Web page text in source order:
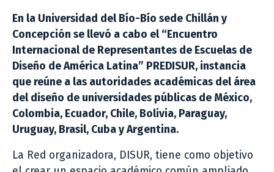
En la Universidad del Bío-Bío sede Chillán y
Concepción se llevó a cabo el “Encuentro
Internacional de Representantes de Escuelas de
Diseño de América Latina” PREDISUR, instancia
que reúne a las autoridades académicas del área
del diseño de universidades públicas de México,
Colombia, Ecuador, Chile, Bolivia, Paraguay,
Uruguay, Brasil, Cuba y Argentina.
La Red organizadora, DISUR, tiene como objetivo